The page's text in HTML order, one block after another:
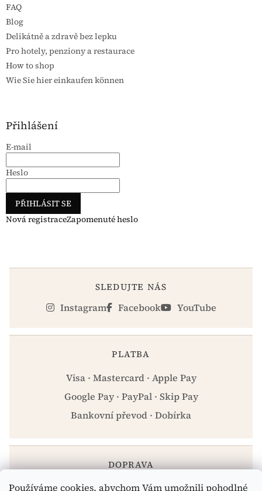
Používáme cookies, abychom Vám umožnili pohodlné
FAQ
Blog
Delikátně a zdravě bez lepku
Pro hotely, penziony a restaurace
How to shop
Wie Sie hier einkaufen können
Přihlášení
E-mail
Heslo
PŘIHLÁSIT SE
Nová registraceZapomenuté heslo
SLEDUJTE NÁS
Instagram Facebook YouTube
PLATBA
Visa · Mastercard · Apple Pay
Google Pay · PayPal · Skip Pay
Bankovní převod · Dobírka
DOPRAVA
Zásilkovna · PPL · Osobní odběr Praha